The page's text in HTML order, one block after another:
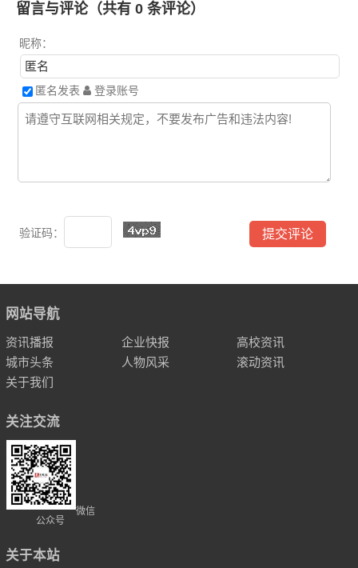
留言与评论（共有 0条评论）
昵称：
匿名发表 登录账号
验证码：
网站导航
资讯播报 企业快报
高校资讯
城市头条
人物风采
滚动资讯
关于我们
关注交流
微信
公众号
关于本站